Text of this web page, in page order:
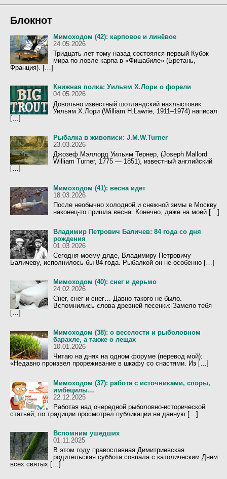
Блокнот
Мимоходом (42): карповое и линёвое
24.05.2026
Тридцать лет тому назад состоялся первый Кубок
мира по ловле карпа в «Фишабиле» (Бретань,
Франция). […]
Книжная полка: Уильям Х.Лори о форели
04.05.2026
Довольно известный шотландский нахлыстовик
Уильям Х.Лори (William H.Lawrie, 1911–1974) написал
[…]
Рыбалка в живописи: J.M.W.Turner
23.03.2026
Джозеф Мэллорд Уильям Тернер, (Joseph Mallord
William Turner, 1775 — 1851), известный английский
[…]
Мимоходом (41): весна идет
18.03.2026
После необычно холодной и снежной зимы в Москву
наконец-то пришла весна. Конечно, даже на моей […]
Владимир Петрович Баличев: 84 года со дня
рождения
01.03.2026
Сегодня моему дяде, Владимиру Петровичу
Баличеву, исполнилось бы 84 года. Рыбалкой он не особенно […]
Мимоходом (40): снег и дерьмо
24.02.2026
Снег, снег и снег… Давно такого не было.
Вспомнились слова древней песенки: Замело тебя
[…]
Мимоходом (38): о веселости и рыболовном
барахле, а также о лещах
10.01.2026
Читаю на днях на одном форуме (перевод мой):
«Недавно произвел прореживание в шкафу со снастями. Из […]
Мимоходом (37): работа с источниками, споры,
имбецилы…
22.12.2025
Работая над очередной рыболовно-исторической
статьей, по традиции просмотрел публикации на данную […]
Вспомним ушедших
01.11.2025
В этом году православная Димитриевская
родительская суббота совпала с католическим Днем
всех святых […]